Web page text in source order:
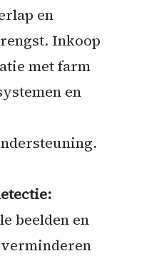
en
Inkoop
met farm
en
beelden en